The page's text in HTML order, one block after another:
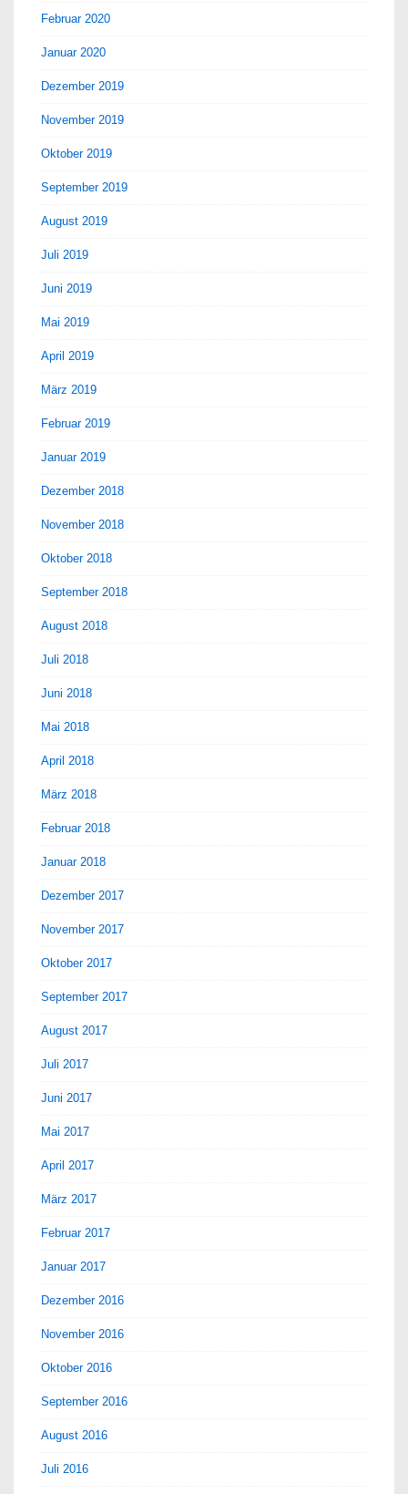
Februar 2020
Januar 2020
Dezember 2019
November 2019
Oktober 2019
September 2019
August 2019
Juli 2019
Juni 2019
Mai 2019
April 2019
März 2019
Februar 2019
Januar 2019
Dezember 2018
November 2018
Oktober 2018
September 2018
August 2018
Juli 2018
Juni 2018
Mai 2018
April 2018
März 2018
Februar 2018
Januar 2018
Dezember 2017
November 2017
Oktober 2017
September 2017
August 2017
Juli 2017
Juni 2017
Mai 2017
April 2017
März 2017
Februar 2017
Januar 2017
Dezember 2016
November 2016
Oktober 2016
September 2016
August 2016
Juli 2016